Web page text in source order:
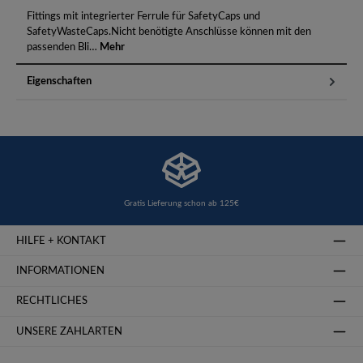
Fittings mit integrierter Ferrule für SafetyCaps und
SafetyWasteCaps.Nicht benötigte Anschlüsse können mit den
passenden Bli… Mehr
Eigenschaften
Gratis Lieferung schon ab 125€
HILFE + KONTAKT
INFORMATIONEN
RECHTLICHES
UNSERE ZAHLARTEN